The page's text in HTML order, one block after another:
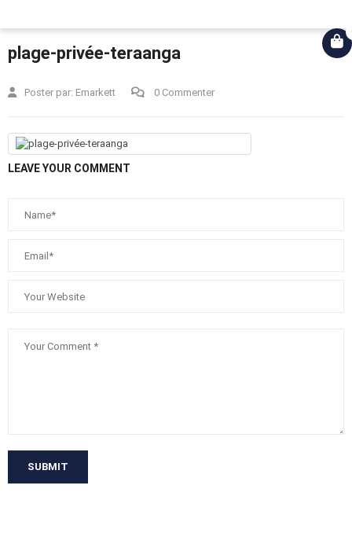
plage-privée-teraanga
Poster par: Emarkett 0 Commenter
LEAVE YOUR COMMENT
SUBMIT